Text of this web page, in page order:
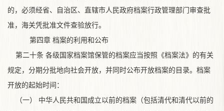
的，必须经省、自治区、直辖市人民政府档案行政管理部门审查批
准，海关凭批准文件查验放行。
第四章 档案的利用和公布
第二十条 各级国家档案馆保管的档案应当按照《档案法》的有关
规定，分期分批地向社会开放，并同时公布开放档案的目录。档案
开放的起始时间：
（一） 中华人民共和国成立以前的档案（包括清代和清代以前的